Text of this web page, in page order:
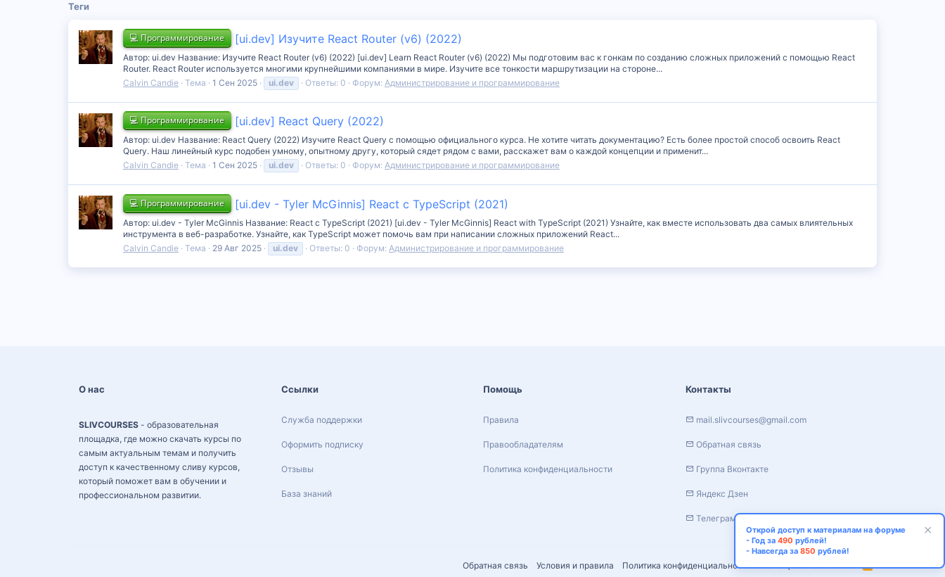
Теги
💻 Программирование [ui.dev] Изучите React Router (v6) (2022)
Автор: ui.dev Название: Изучите React Router (v6) (2022) [ui.dev] Learn React Router (v6) (2022) Мы подготовим вас к гонкам по созданию сложных приложений с помощью React
Router. React Router используется многими крупнейшими компаниями в мире. Изучите все тонкости маршрутизации на стороне...
Calvin Candie Тема 1 Сен 2025 ui.dev Ответы: 0 Форум: Администрирование и программирование
💻 Программирование [ui.dev] React Query (2022)
Автор: ui.dev Название: React Query (2022) Изучите React Query с помощью официального курса. Не хотите читать документацию? Есть более простой способ освоить React
Query. Наш линейный курс подобен умному, опытному другу, который сядет рядом с вами, расскажет вам о каждой концепции и применит...
Calvin Candie Тема 1 Сен 2025 ui.dev Ответы: 0 Форум: Администрирование и программирование
💻 Программирование [ui.dev - Tyler McGinnis] React с TypeScript (2021)
Автор: ui.dev - Tyler McGinnis Название: React с TypeScript (2021) [ui.dev - Tyler McGinnis] React with TypeScript (2021) Узнайте, как вместе использовать два самых влиятельных
инструмента в веб-разработке. Узнайте, как TypeScript может помочь вам при написании сложных приложений React...
Calvin Candie Тема 29 Авг 2025 ui.dev Ответы: 0 Форум: Администрирование и программирование
Обратная связь Условия и правила Политика конфиденциальности Помощь Главная
О нас
SLIVCOURSES - образовательная
площадка, где можно скачать курсы по
самым актуальным темам и получить
доступ к качественному сливу курсов,
который поможет вам в обучении и
профессиональном развитии.
Ссылки
Служба поддержки
Оформить подписку
Отзывы
База знаний
Помощь
Правила
Правообладателям
Политика конфиденциальности
Контакты
mail.slivcourses@gmail.com
Обратная связь
Группа Вконтакте
Яндекс Дзен
Телеграм канал
Открой доступ к материалам на форуме
- Год за 490 рублей!
- Навсегда за 850 рублей!